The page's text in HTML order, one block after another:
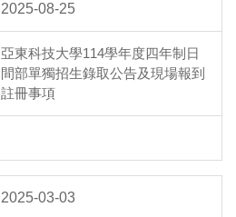
2025-08-25
亞東科技大學114學年度四年制日
間部單獨招生錄取公告及現場報到
註冊事項
2025-03-03